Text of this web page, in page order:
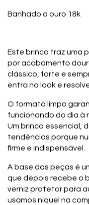
Banhado a ouro 18k
Este brinco traz uma
por acabamento
clássico, forte e
entra no look e
O formato limpo
funcionando do dia à
Um brinco essencial,
tendências porque
firme e indispensável.
A base das peças é
que depois recebe o
verniz protetor para
usamos níquel na